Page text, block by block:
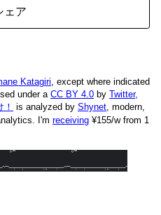
ェア
Katagiri, except where indicated
under a CC BY 4.0 by Twitter,
is analyzed by Shynet, modern,
I'm receiving ¥155/w from 1